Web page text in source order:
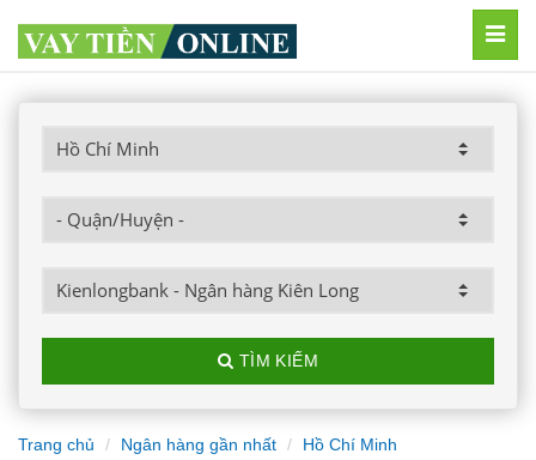
TÌM KIẾM
Trang chủ Ngân hàng gần nhất Hồ Chí Minh